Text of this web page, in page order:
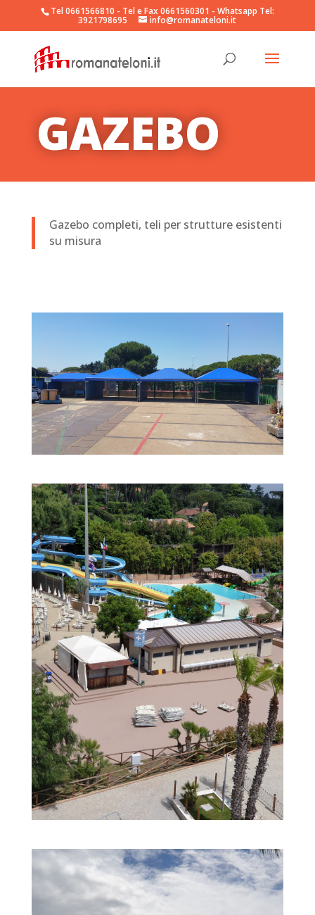
Tel 0661566810 - Tel e Fax 0661560301 - Whatsapp Tel:
3921798695 info@romanateloni.it
GAZEBO
Gazebo completi, teli per strutture esistenti
su misura